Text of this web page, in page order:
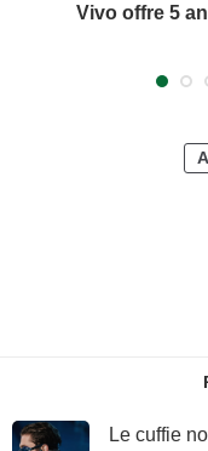
Vivo offre 5
Le cuffie